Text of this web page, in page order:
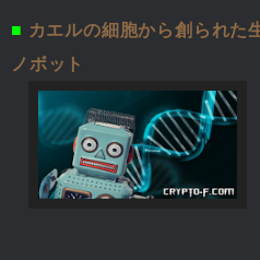
■ カエルの細胞から創られた
ノボット